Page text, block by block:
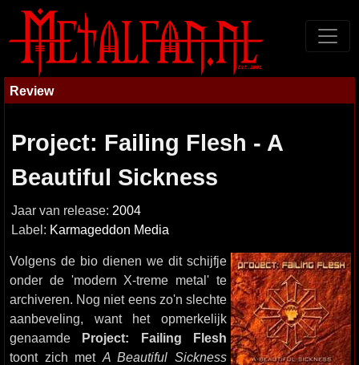
Review
Project: Failing Flesh - A
Beautiful Sickness
Jaar van release: 2004
Label: Karmageddon Media
Volgens de bio dienen we dit schijfje
onder de 'modern X-treme metal' te
archiveren. Nog niet eens zo'n slechte
aanbeveling, want het opmerkelijk
genaamde Project: Failing Flesh
toont zich met A Beautiful Sickness